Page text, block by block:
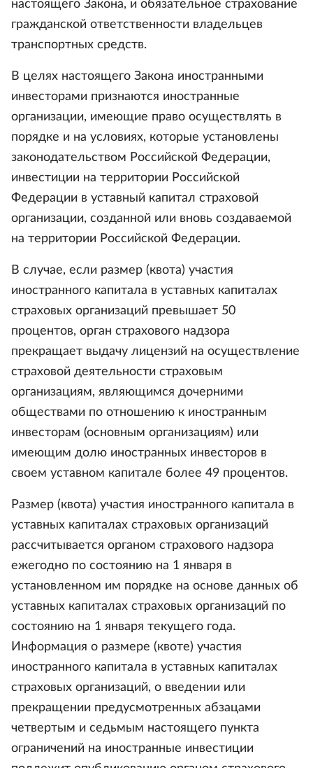
настоящего Закона, и обязательное страхование
гражданской ответственности владельцев
транспортных средств.
В целях настоящего Закона иностранными
инвесторами признаются иностранные
организации, имеющие право осуществлять в
порядке и на условиях, которые установлены
законодательством Российской Федерации,
инвестиции на территории Российской
Федерации в уставный капитал страховой
организации, созданной или вновь создаваемой
на территории Российской Федерации.
В случае, если размер (квота) участия
иностранного капитала в уставных капиталах
страховых организаций превышает 50
процентов, орган страхового надзора
прекращает выдачу лицензий на осуществление
страховой деятельности страховым
организациям, являющимся дочерними
обществами по отношению к иностранным
инвесторам (основным организациям) или
имеющим долю иностранных инвесторов в
своем уставном капитале более 49 процентов.
Размер (квота) участия иностранного капитала в
уставных капиталах страховых организаций
рассчитывается органом страхового надзора
ежегодно по состоянию на 1 января в
установленном им порядке на основе данных об
уставных капиталах страховых организаций по
состоянию на 1 января текущего года.
Информация о размере (квоте) участия
иностранного капитала в уставных капиталах
страховых организаций, о введении или
прекращении предусмотренных абзацами
четвертым и седьмым настоящего пункта
ограничений на иностранные инвестиции